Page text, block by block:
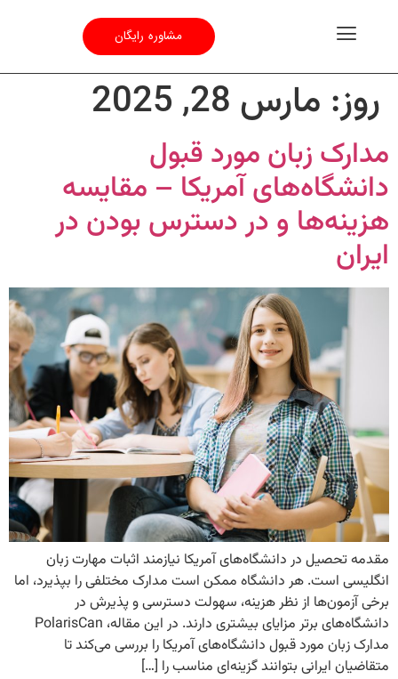
مشاوره رایگان
روز: مارس 28, 2025
مدارک زبان مورد قبول
دانشگاه‌های آمریکا – مقایسه
هزینه‌ها و در دسترس بودن در
ایران
مقدمه تحصیل در دانشگاه‌های آمریکا نیازمند اثبات مهارت زبان
انگلیسی است. هر دانشگاه ممکن است مدارک مختلفی را بپذیرد، اما
برخی آزمون‌ها از نظر هزینه، سهولت دسترسی و پذیرش در
دانشگاه‌های برتر مزایای بیشتری دارند. در این مقاله، PolarisCan
مدارک زبان مورد قبول دانشگاه‌های آمریکا را بررسی می‌کند تا
متقاضیان ایرانی بتوانند گزینه‌ای مناسب را […]